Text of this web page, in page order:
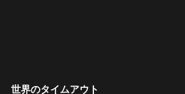
世界のタイムアウト